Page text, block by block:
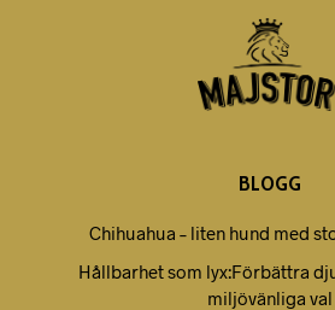
BLOGG
Chihuahua – liten hund med
Hållbarhet som lyx:Förbättra
miljövänliga val